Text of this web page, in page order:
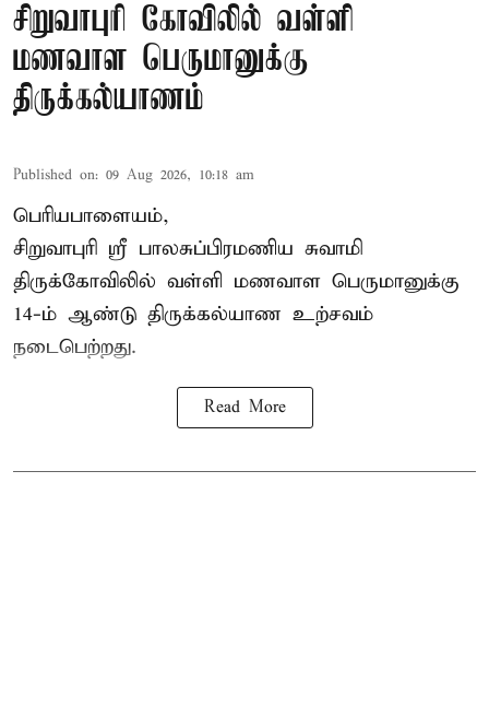
சிறுவாபுரி கோவிலில் வள்ளி
மணவாள பெருமானுக்கு
திருக்கல்யாணம்
Published on: 09 Aug 2026, 10:18 am
பெரியபாளையம்,
சிறுவாபுரி ஸ்ரீ பாலசுப்பிரமணிய சுவாமி
திருக்கோவிலில் வள்ளி மணவாள பெருமானுக்கு
14-ம் ஆண்டு திருக்கல்யாண உற்சவம்
நடைபெற்றது.
Read More